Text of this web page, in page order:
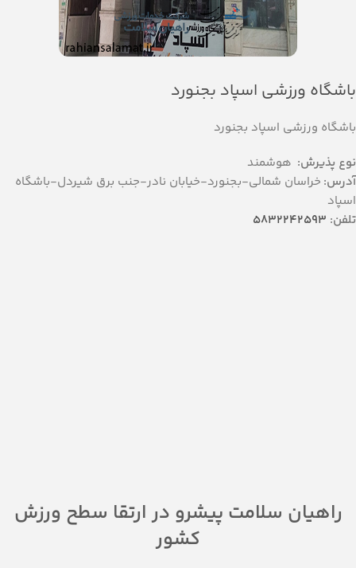
باشگاه ورزشی اسپاد بجنورد
باشگاه ورزشی اسپاد بجنورد
نوع پذیرش: هوشمند
آدرس: خراسان شمالی-بجنورد-خیابان نادر-جنب برق شیردل-باشگاه
اسپاد
تلفن: 5832242593
راهیان سلامت پیشرو در ارتقا سطح ورزش
کشور